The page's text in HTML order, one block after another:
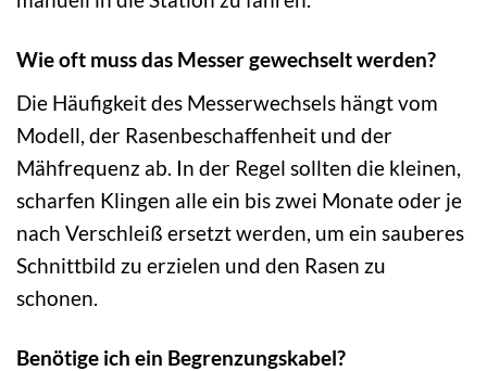
Wie oft muss das Messer gewechselt werden?
Die Häufigkeit des Messerwechsels hängt vom
Modell, der Rasenbeschaffenheit und der
Mähfrequenz ab. In der Regel sollten die kleinen,
scharfen Klingen alle ein bis zwei Monate oder je
nach Verschleiß ersetzt werden, um ein sauberes
Schnittbild zu erzielen und den Rasen zu
schonen.
Benötige ich ein Begrenzungskabel?